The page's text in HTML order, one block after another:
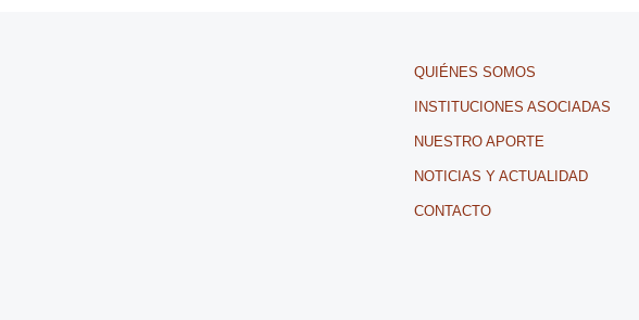
QUIÉNES SOMOS
INSTITUCIONES ASOCIADAS
NUESTRO APORTE
NOTICIAS Y ACTUALIDAD
CONTACTO